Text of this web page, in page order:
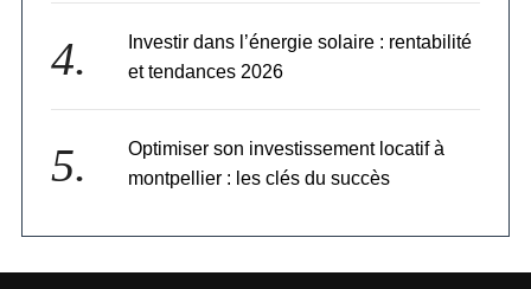
Investir dans l’énergie solaire : rentabilité
et tendances 2026
Optimiser son investissement locatif à
montpellier : les clés du succès